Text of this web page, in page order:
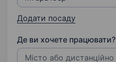
Додати посаду
Де ви хочете працювати?